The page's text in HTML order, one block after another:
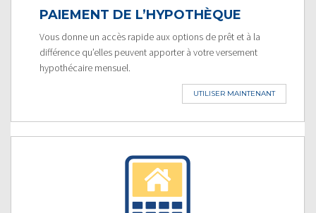
PAIEMENT DE L’HYPOTHÈQUE
Vous donne un accès rapide aux options de prêt et à la
différence qu’elles peuvent apporter à votre versement
hypothécaire mensuel.
UTILISER MAINTENANT